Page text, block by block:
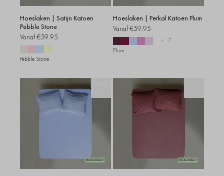
Hoeslaken | Satijn Katoen
Pebble Stone
Vanaf€59.95
Pebble Stone
Hoeslaken | Perkal Katoen Plum
Vanaf€59.95
+
7
Plum
BIOLOGISCH BIOLOGISCH